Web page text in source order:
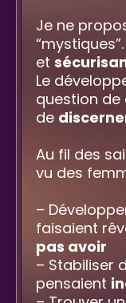
Je ne
et
Le
question de
de
Au fil des
vu des
–
faisaient
pas avoir
– Stabiliser
pensaient